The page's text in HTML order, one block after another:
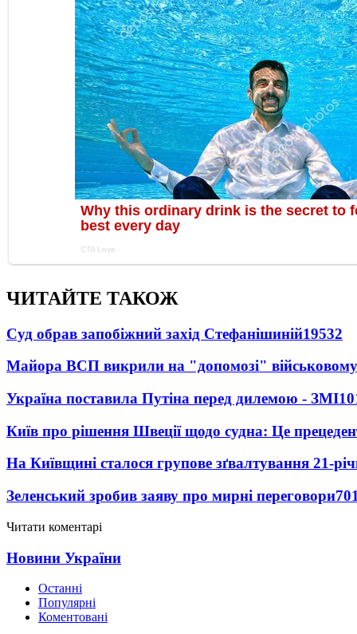
ЧИТАЙТЕ ТАКОЖ
Суд обрав запобіжний захід Стефанішиній19532
Майора ВСП викрили на "допомозі"
Україна поставила Путіна перед дилемою - ЗМІ
Київ про рішення Швеції щодо судна: Це
На Київщині сталося групове зґвалтування 21-
Зеленський зробив заяву про мирні переговори
Читати коментарі
Новини України
Останні
Популярні
Коментовані